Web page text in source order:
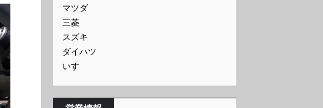
マツダ
三菱
スズキ
ダイハツ
いすゞ